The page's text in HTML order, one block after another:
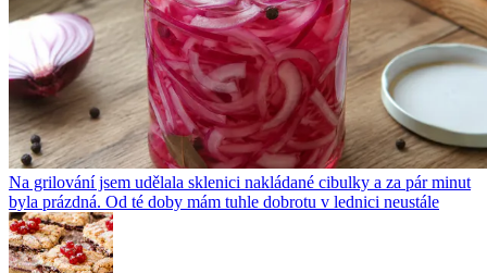
Na grilování jsem udělala sklenici nakládané cibulky a za pár minut
byla prázdná. Od té doby mám tuhle dobrotu v lednici neustále